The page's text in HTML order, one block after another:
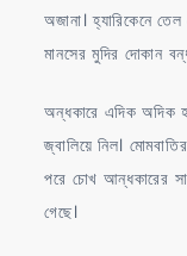
অজানা। হ্যারিকেনে
মানসের মুদির দোকান
অন্ধকারে এদিক অদিক
জ্বালিয়ে নিল।
পরে চোখ আন্ধকারের
গেছে।